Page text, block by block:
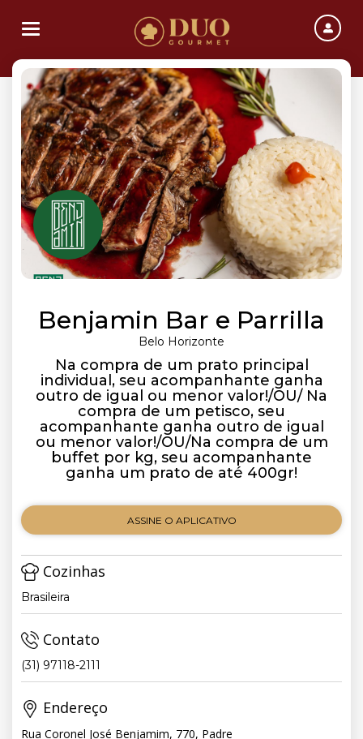
Toggle navigation
Benjamin Bar e Parrilla
Belo Horizonte
Na compra de um prato principal
individual, seu acompanhante ganha
outro de igual ou menor valor!/OU/ Na
compra de um petisco, seu
acompanhante ganha outro de igual
ou menor valor!/OU/Na compra de um
buffet por kg, seu acompanhante
ganha um prato de até 400gr!
ASSINE O APLICATIVO
Cozinhas
Brasileira
Contato
(31) 97118-2111
Endereço
Rua Coronel José Benjamim, 770, Padre